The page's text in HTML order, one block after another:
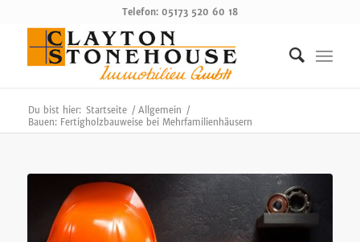
Telefon: 05173 520 60 18
Du bist hier: Startseite / Allgemein /
Bauen: Fertigholzbauweise bei Mehrfamilienhäusern